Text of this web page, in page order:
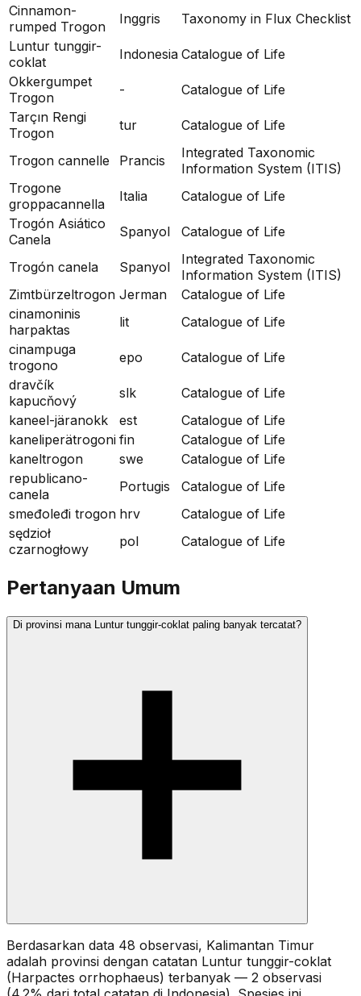
Cinnamon-
rumped Trogon
Inggris
Taxonomy in Flux Checklist
Luntur tunggir-
coklat
Indonesia Catalogue of Life
Okkergumpet
Trogon
-
Catalogue of Life
Tarçın Rengi
Trogon
tur Catalogue of Life
Trogon cannelle Prancis
Integrated Taxonomic
Information System (ITIS)
Trogone
groppacannella
Italia
Catalogue of Life
Trogón Asiático
Canela
Spanyol Catalogue of Life
Trogón canela Spanyol
Integrated Taxonomic
Information System (ITIS)
Zimtbürzeltrogon Jerman
Catalogue of Life
cinamoninis
harpaktas
lit
Catalogue of Life
cinampuga
trogono
epo
Catalogue of Life
dravčík
kapucňový
slk
Catalogue of Life
kaneel-järanokk
est
Catalogue of Life
kaneliperätrogoni fin
Catalogue of Life
kaneltrogon
swe
Catalogue of Life
republicano-
canela
Portugis
Catalogue of Life
smeđoleđi trogon hrv
Catalogue of Life
sędzioł
czarnogłowy
pol Catalogue of Life
Pertanyaan Umum
Di provinsi mana Luntur tunggir-coklat paling banyak tercatat?
Berdasarkan data 48 observasi, Kalimantan Timur
adalah provinsi dengan catatan Luntur tunggir-coklat
(Harpactes orrhophaeus) terbanyak — 2 observasi